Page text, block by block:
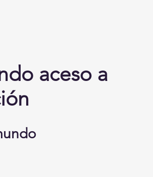
aceso a